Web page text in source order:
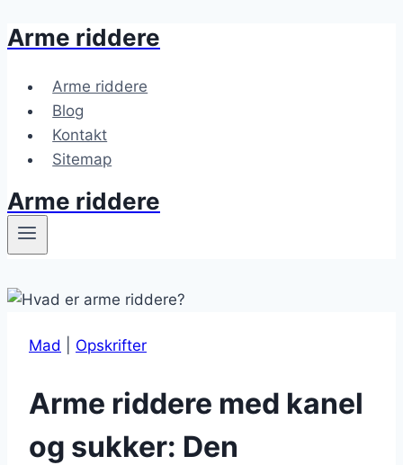
Fortsæt
indhold
Arme riddere
Arme riddere
Blog
Kontakt
Sitemap
Arme riddere
Mad Opskrifter
Arme riddere med kanel
og sukker: Den